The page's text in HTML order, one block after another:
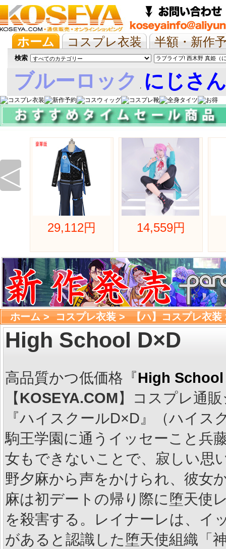
ホーム コスプレ衣装
半額・新作
抱き枕/布団/シーツ
ツイステ ウマ
検索
ブルーロック , にじさ
娘
◁
29,112円 14,559円
ホーム> コスプレ衣装> 【ハ】コスプレ衣装
High School D×D
高品質かつ低価格『High
【KOSEYA.COM】コスプレ通
『ハイスクールD×D』（ハイス
駒王学園に通うイッセーこと兵
女もできないことで、寂しい思
野夕麻から声をかけられ、彼女
麻は初デートの帰り際に堕天使
を殺害する。レイナーレは、イ
があると認識した堕天使組織「